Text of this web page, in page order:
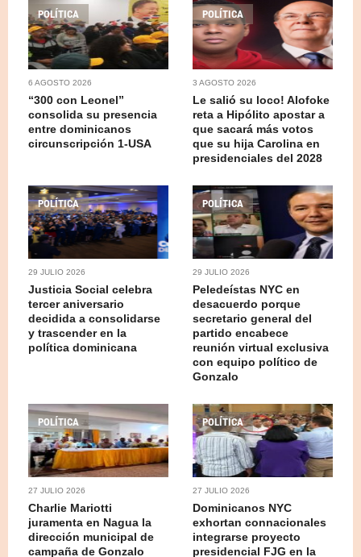
POLÍTICA
6 AGOSTO 2026
“300 con Leonel”
consolida su presencia
entre dominicanos
circunscripción 1-USA
POLÍTICA
3 AGOSTO 2026
Le salió su loco! Alofoke
reta a Hipólito apostar a
que sacará más votos
que su hija Carolina en
presidenciales del 2028
POLÍTICA
29 JULIO 2026
Justicia Social celebra
tercer aniversario
decidida a consolidarse
y trascender en la
política dominicana
POLÍTICA
29 JULIO 2026
Peledeístas NYC en
desacuerdo porque
secretario general del
partido encabece
reunión virtual exclusiva
con equipo político de
Gonzalo
POLÍTICA
27 JULIO 2026
Charlie Mariotti
juramenta en Nagua la
dirección municipal de
campaña de Gonzalo
POLÍTICA
27 JULIO 2026
Dominicanos NYC
exhortan connacionales
integrarse proyecto
presidencial FJG en la